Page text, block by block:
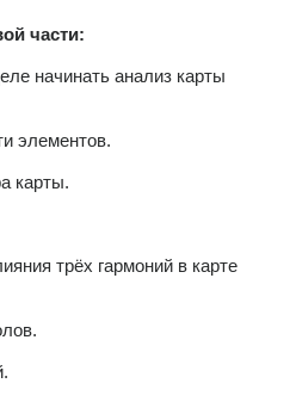
части:
начинать анализ карты
элементов.
карты.
трёх гармоний в карте